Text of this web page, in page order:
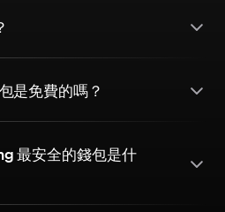
是免費的嗎？
最安全的錢包是什